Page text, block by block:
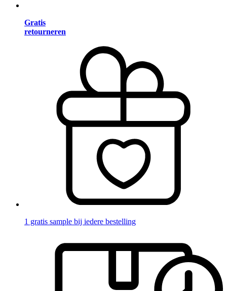
Gratis
retourneren
1 gratis sample bij iedere bestelling